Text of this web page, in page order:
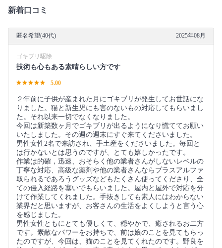
新着口コミ
匿名希望(40代) 2025年08月
ゴキブリ駆除
技術も心もある素晴らしい方です
5.00
２年前に子供が産まれた月にゴキブリが発生してお世話にな
りました。猫と新生児にも害のないもの対応してもらいまし
た。それ以来一切でなくなりました。
今回は新築数ヶ月でゴキブリが出るようになり慌ててお願い
いたしました。その週の週末にすぐ来てくださいました。
男性女性2名で来訪され、手土産をくださいました。毎回と
は行かないとは思うのですが、とても嬉しかったです。
作業は的確，迅速、おそらく他の業者さんがしないレベルの
丁寧な対応、高級な薬剤や他の業者さんならプラスアルファ
取られるであろうグッズなどもたくさん使ってくださり、全
ての侵入経路を塞いでもらいました。屋内と屋外で対応を分
けて作業してくれました。手抜きしても素人にはわからない
業界だと思いますが、お客さんの生活をよくしようと言う心
を感じました。
男性女性ともにとても優しくて、穏やかで、癒されるお二方
です。素敵なパワーをお持ちで、前は娘のことを見てもらっ
たのですが、今回は、猫のことを見てくれたのです。野良を